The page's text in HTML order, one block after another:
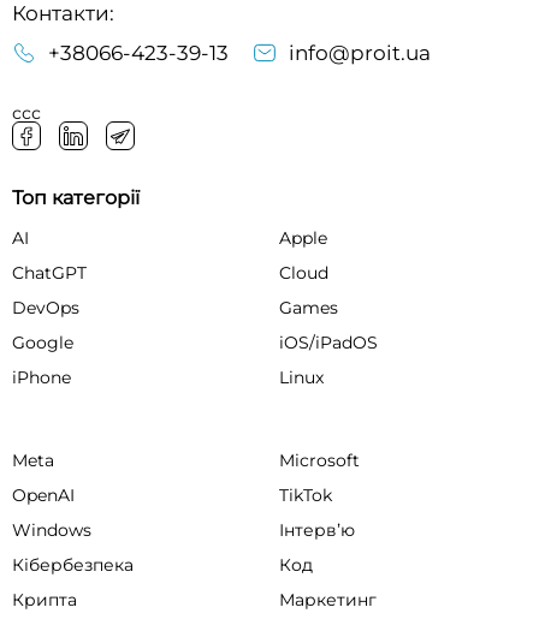
Контакти:
+38066-423-39-13
info@proit.ua
ссс
Топ категорії
AI
Apple
ChatGPT
Cloud
DevOps
Games
Google
iOS/iPadOS
iPhone
Linux
Meta
Microsoft
OpenAI
TikTok
Windows
Інтервʼю
Кібербезпека
Код
Крипта
Маркетинг